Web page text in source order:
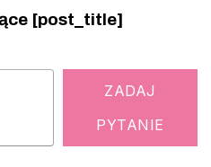
[post_title]
ZADAJ
PYTANIE